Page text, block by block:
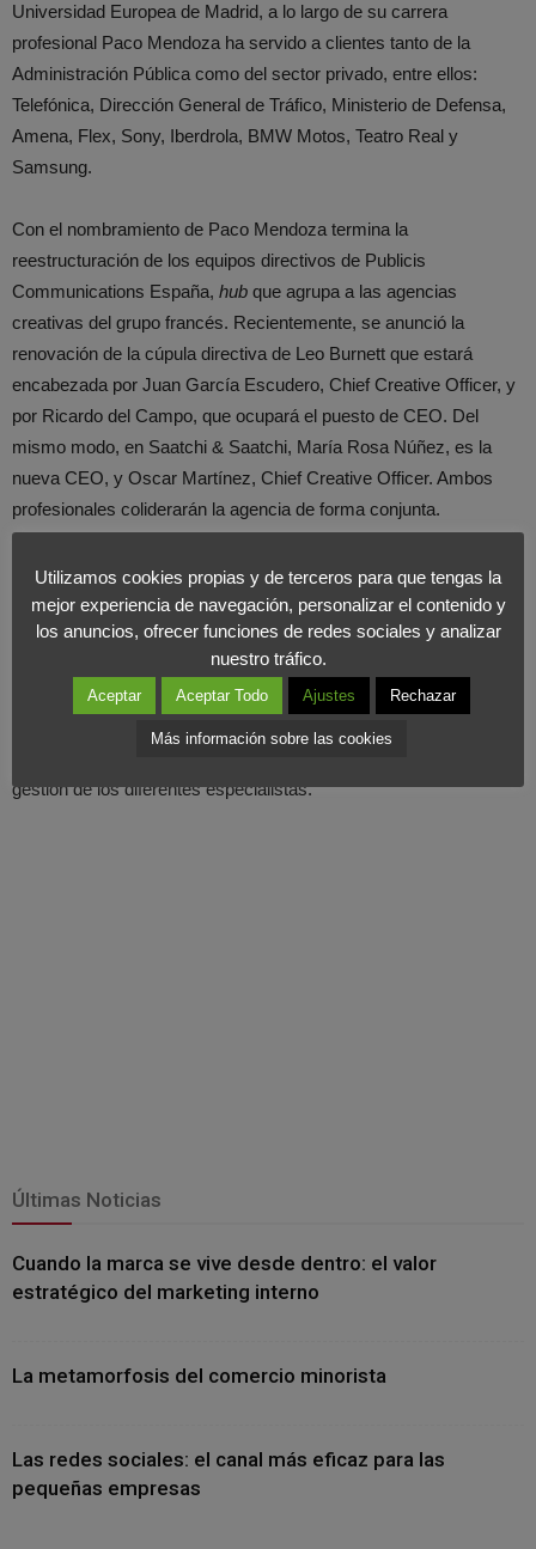
Universidad Europea de Madrid, a lo largo de su carrera
profesional Paco Mendoza ha servido a clientes tanto de la
Administración Pública como del sector privado, entre ellos:
Telefónica, Dirección General de Tráfico, Ministerio de Defensa,
Amena, Flex, Sony, Iberdrola, BMW Motos, Teatro Real y
Samsung.
Con el nombramiento de Paco Mendoza termina la
reestructuración de los equipos directivos de Publicis
Communications España, hub que agrupa a las agencias
creativas del grupo francés. Recientemente, se anunció la
renovación de la cúpula directiva de Leo Burnett que estará
encabezada por Juan García Escudero, Chief Creative Officer, y
por Ricardo del Campo, que ocupará el puesto de CEO. Del
mismo modo, en Saatchi & Saatchi, María Rosa Núñez, es la
nueva CEO, y Oscar Martínez, Chief Creative Officer. Ambos
profesionales coliderarán la agencia de forma conjunta.
Todos ellos reportarán a Xabier Olazabal, Country CEO de
Publicis Communications Eapaña. Según Olazabal, “Paco ha
demostrado una excelente valía al frente de las unidades
digitales. Su desarrollo creativo y crecimiento de negocio ha sido
espectacular y ahora, junto con Eduardo, ha llegado el momento
gestión de los diferentes especialistas.”
Últimas Noticias
Cuando la marca se vive desde dentro: el valor
estratégico del marketing interno
La metamorfosis del comercio minorista
Las redes sociales: el canal más eficaz para las
pequeñas empresas
Utilizamos cookies propias y de terceros para que tengas la
mejor experiencia de navegación, personalizar el contenido y
los anuncios, ofrecer funciones de redes sociales y analizar
nuestro tráfico.
Aceptar Aceptar Todo Ajustes Rechazar
Más información sobre las cookies